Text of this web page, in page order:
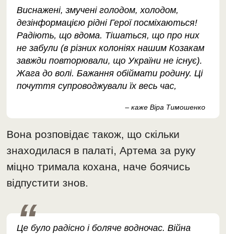
Виснажені, змучені голодом, холодом,
дезінформацією рідні Герої посміхаються!
Радіють, що вдома. Тішаться, що про них
не забули (в різних колоніях нашим Козакам
завжди повторювали, що України не існує).
Жага до волі. Бажання обіймати родину. Ці
почуття супроводжували їх весь час,
– каже Віра Тимошенко
Вона розповідає також, що скільки
знаходилася в палаті, Артема за руку
міцно тримала кохана, наче боячись
відпустити знов.
Це було радісно і боляче водночас. Війна